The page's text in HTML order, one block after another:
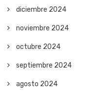
diciembre 2024
noviembre 2024
octubre 2024
septiembre 2024
agosto 2024